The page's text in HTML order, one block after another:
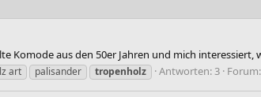
Komode aus den 50er Jahren und mich
art palisander tropenholz Antworten: 3 Forum: